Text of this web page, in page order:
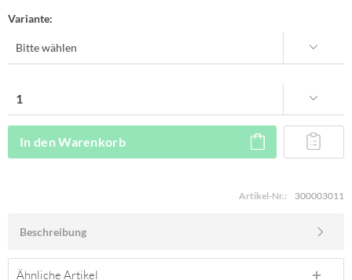
Variante:
In den Warenkorb
Artikel-Nr.: 300003011
Beschreibung
Ähnliche Artikel